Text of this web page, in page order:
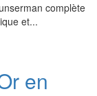
complète
et...
en